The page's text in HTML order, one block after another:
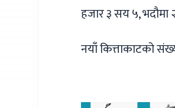
हजार ३ सय ५,
नयाँ कित्ताकाटको